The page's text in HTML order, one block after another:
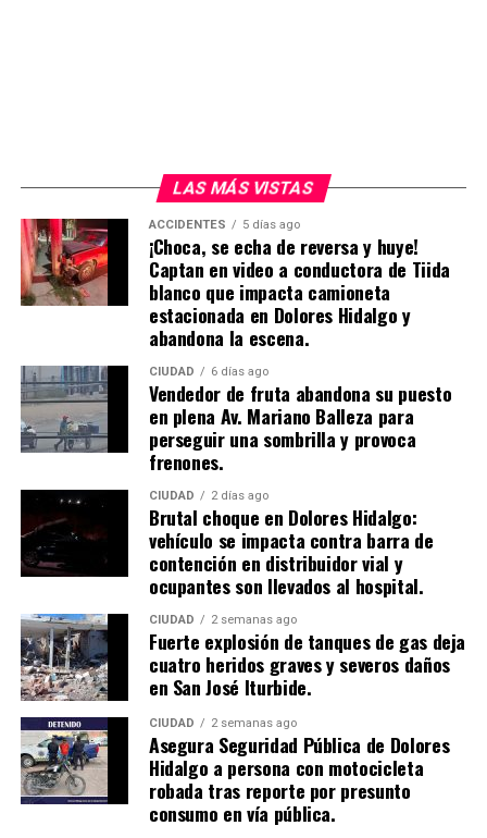
LAS MÁS VISTAS
ACCIDENTES 5 días ago
¡Choca, se echa de reversa y huye!
Captan en video a conductora de Tiida
blanco que impacta camioneta
estacionada en Dolores Hidalgo y
abandona la escena.
CIUDAD 6 días ago
Vendedor de fruta abandona su puesto
en plena Av. Mariano Balleza para
perseguir una sombrilla y provoca
frenones.
CIUDAD 2 días ago
Brutal choque en Dolores Hidalgo:
vehículo se impacta contra barra de
contención en distribuidor vial y
ocupantes son llevados al hospital.
CIUDAD 2 semanas ago
​Fuerte explosión de tanques de gas deja
cuatro heridos graves y severos daños
en San José Iturbide.
CIUDAD 2 semanas ago
Asegura Seguridad Pública de Dolores
Hidalgo a persona con motocicleta
robada tras reporte por presunto
consumo en vía pública.